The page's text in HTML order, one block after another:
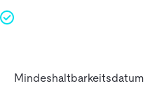
Mindeshaltbarkeitsdatum